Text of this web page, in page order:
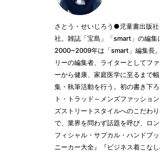
さとう・せいじろう●児童書出版社
社。雑誌「宝島」「smart」の編集
2000~2009年は「smart」編集長
リーの編集者、ライターとしてフ
ーから健康、家庭医学に至るまで
集・執筆活動を行う。初の書き下
ト・トラッド～メンズファッショ
ズストリートスタイルへのこだわ
で、業界を問わず話題を呼び、ロ
フィシャル・サブカル・ハンドブ
ニーカー大全』『ビジネス着こな